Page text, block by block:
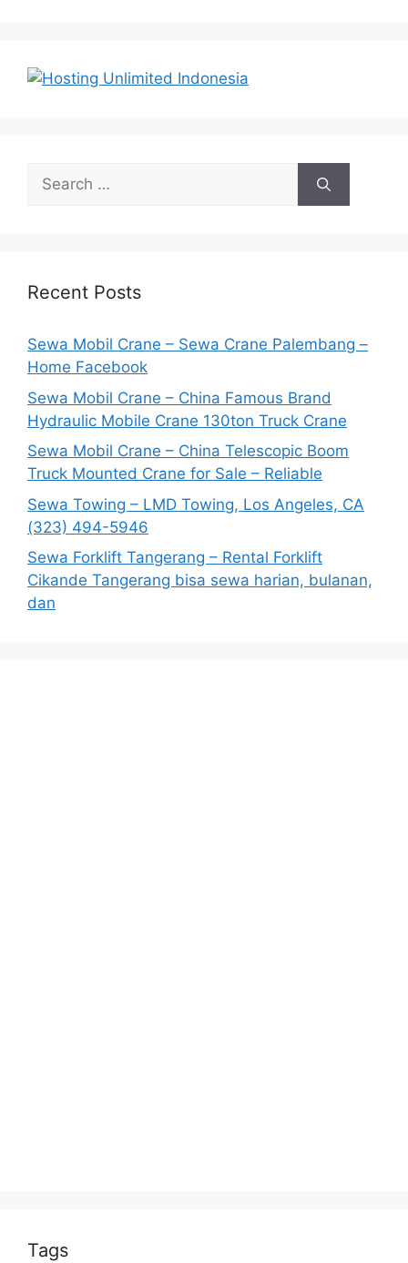
Search
for:
Recent Posts
Sewa Mobil Crane – Sewa Crane Palembang –
Home Facebook
Sewa Mobil Crane – China Famous Brand
Hydraulic Mobile Crane 130ton Truck Crane
Sewa Mobil Crane – China Telescopic Boom
Truck Mounted Crane for Sale – Reliable
Sewa Towing – LMD Towing, Los Angeles, CA
(323) 494-5946
Sewa Forklift Tangerang – Rental Forklift
Cikande Tangerang bisa sewa harian, bulanan,
dan
Tags